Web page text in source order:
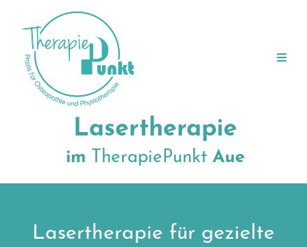
Lasertherapie
im TherapiePunkt Aue
Lasertherapie für gezielte